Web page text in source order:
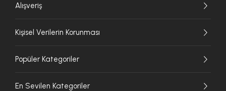
Alışveriş
Kişisel Verilerin Korunması
Popüler Kategoriler
En Sevilen Kategoriler